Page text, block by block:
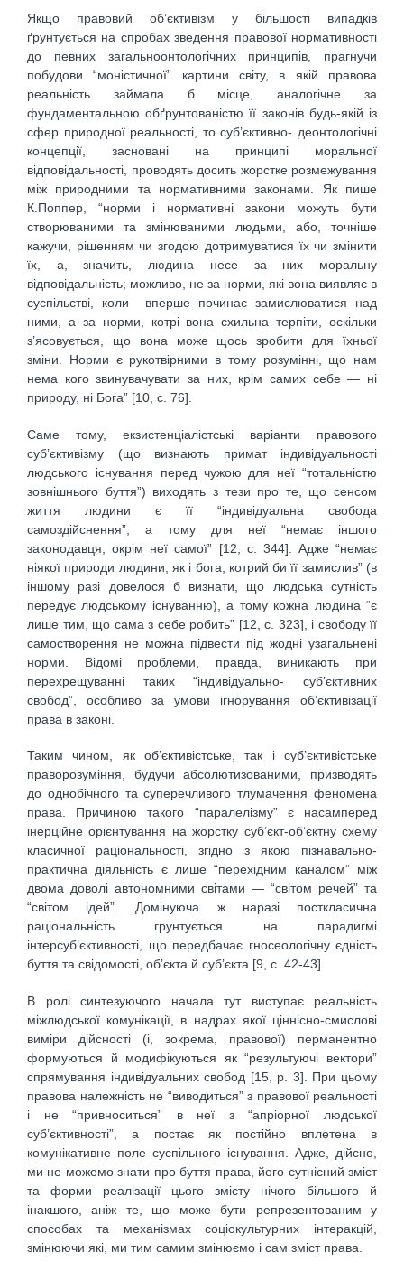
Якщо правовий об’єктивізм у більшості випадків
ґрунтується на спробах зведення правової нормативності
до певних загальноонтологічних принципів, прагнучи
побудови “моністичної” картини світу, в якій правова
реальність займала б місце, аналогічне за
фундаментальною обґрунтованістю її законів будь-якій із
сфер природної реальності, то суб’єктивно- деонтологічні
концепції, засновані на принципі моральної
відповідальності, проводять досить жорстке розмежування
між природними та нормативними законами. Як пише
К.Поппер, “норми і нормативні закони можуть бути
створюваними та змінюваними людьми, або, точніше
кажучи, рішенням чи згодою дотримуватися їх чи змінити
їх, а, значить, людина несе за них моральну
відповідальність; можливо, не за норми, які вона виявляє в
суспільстві, коли вперше починає замислюватися над
ними, а за норми, котрі вона схильна терпіти, оскільки
з’ясовується, що вона може щось зробити для їхньої
зміни. Норми є рукотвірними в тому розумінні, що нам
нема кого звинувачувати за них, крім самих себе — ні
природу, ні Бога” [10, с. 76].
Саме тому, екзистенціалістські варіанти правового
суб’єктивізму (що визнають примат індивідуальності
людського існування перед чужою для неї “тотальністю
зовнішнього буття”) виходять з тези про те, що сенсом
життя людини є її “індивідуальна свобода
самоздійснення”, а тому для неї “немає іншого
законодавця, окрім неї самої” [12, с. 344]. Адже “немає
ніякої природи людини, як і бога, котрий би її замислив” (в
іншому разі довелося б визнати, що людська сутність
передує людському існуванню), а тому кожна людина “є
лише тим, що сама з себе робить” [12, с. 323], і свободу її
самостворення не можна підвести під жодні узагальнені
норми. Відомі проблеми, правда, виникають при
перехрещуванні таких “індивідуально- суб’єктивних
свобод”, особливо за умови ігнорування об’єктивізації
права в законі.
Таким чином, як об’єктивістське, так і суб’єктивістське
праворозуміння, будучи абсолютизованими, призводять
до однобічного та суперечливого тлумачення феномена
права. Причиною такого “паралелізму” є насамперед
інерційне орієнтування на жорстку суб’єкт-об’єктну схему
класичної раціональності, згідно з якою пізнавально-
практична діяльність є лише “перехідним каналом” між
двома доволі автономними світами — “світом речей” та
“світом ідей”. Домінуюча ж наразі посткласична
раціональність грунтується на парадигмі
інтерсуб’єктивності, що передбачає гносеологічну єдність
буття та свідомості, об’єкта й суб’єкта [9, с. 42-43].
В ролі синтезуючого начала тут виступає реальність
міжлюдської комунікації, в надрах якої ціннісно-смислові
виміри дійсності (і, зокрема, правової) перманентно
формуються й модифікуються як “результуючі вектори”
спрямування індивідуальних свобод [15, р. 3]. При цьому
правова належність не “виводиться” з правової реальності
і не “привноситься” в неї з “апріорної людської
суб’єктивності”, а постає як постійно вплетена в
комунікативне поле суспільного існування. Адже, дійсно,
ми не можемо знати про буття права, його сутнісний зміст
та форми реалізації цього змісту нічого більшого й
інакшого, аніж те, що може бути репрезентованим у
способах та механізмах соціокультурних інтеракцій,
змінюючи які, ми тим самим змінюємо і сам зміст права.